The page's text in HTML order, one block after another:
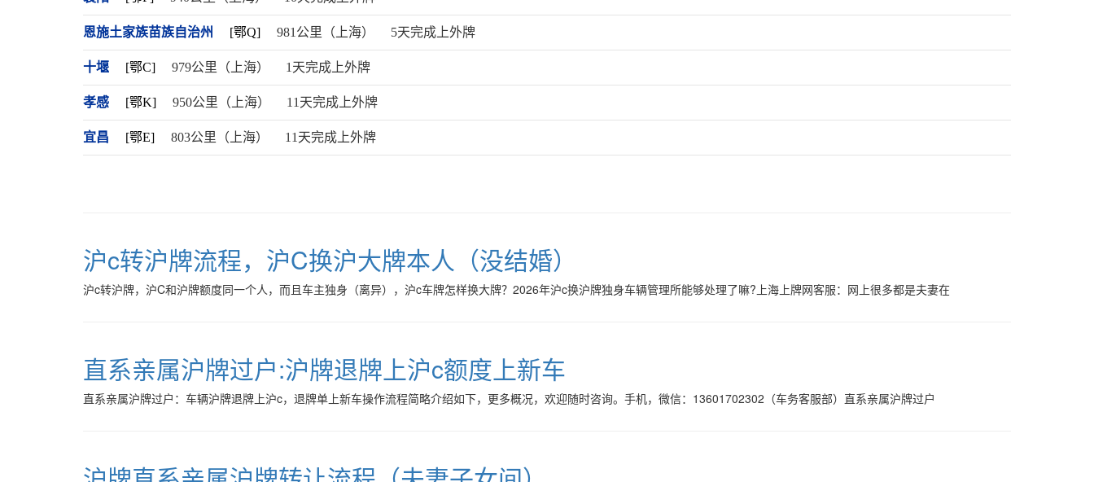
恩施土家族苗族自治州 [鄂Q] 981公里（上海） 5天完成上外牌
十堰 [鄂C] 979公里（上海） 1天完成上外牌
孝感 [鄂K] 950公里（上海） 11天完成上外牌
宜昌 [鄂E] 803公里（上海） 11天完成上外牌
沪c转沪牌流程，沪C换沪大牌本人（没结婚）
沪c转沪牌，沪C和沪牌额度同一个人，而且车主独身（离异），沪c车牌怎样换大牌？2026年沪c换沪牌独身车辆管理所能够处理了嘛?上海上牌网客服：网上很多都是夫妻在
直系亲属沪牌过户:沪牌退牌上沪c额度上新车
直系亲属沪牌过户：车辆沪牌退牌上沪c，退牌单上新车操作流程简略介绍如下，更多概况，欢迎随时咨询。手机，微信：13601702302（车务客服部）直系亲属沪牌过户